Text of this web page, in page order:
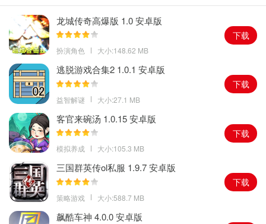
龙城传奇高爆版 1.0 安卓版
扮演角色 大小:148.62 MB
下载
逃脱游戏合集2 1.0.1 安卓版
益智解谜 大小:27.1 MB
下载
客官来碗汤 1.0.15 安卓版
模拟养成 大小:105.3 MB
下载
三国群英传ol私服 1.9.7 安卓版
策略游戏 大小:588.7 MB
下载
飙酷车神 4.0.0 安卓版